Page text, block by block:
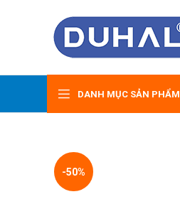
DANH MỤC SẢN PHẨM
-50%